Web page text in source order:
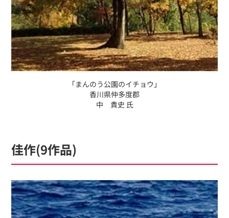
「まんのう公園のイチョウ」
香川県仲多度郡
中 貴史 氏
佳作(9作品)